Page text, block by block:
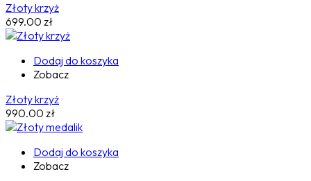
Złoty krzyż
699.00 zł
Dodaj do koszyka
Zobacz
Złoty krzyż
990.00 zł
Dodaj do koszyka
Zobacz